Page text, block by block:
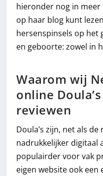
hieronder nog in meer
op haar blog kunt
hersenspinsels op het
en geboorte: zowel in
Waarom wij
online
reviewen
Doula’s zijn, net als
nadrukkelijker digitaal
populairder voor vak
eigen website ook een